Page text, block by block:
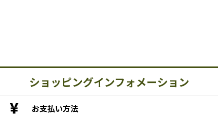
ショッピングインフォメーション
お支払い方法